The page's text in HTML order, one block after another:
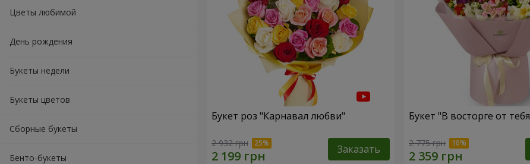
Цветы любимой
День рождения
Букеты недели
Букеты цветов
Сборные букеты
Бенто-букеты
Букет роз "Карнавал любви"
2 932 грн Заказать
Букет "В восторге от
2 775 грн